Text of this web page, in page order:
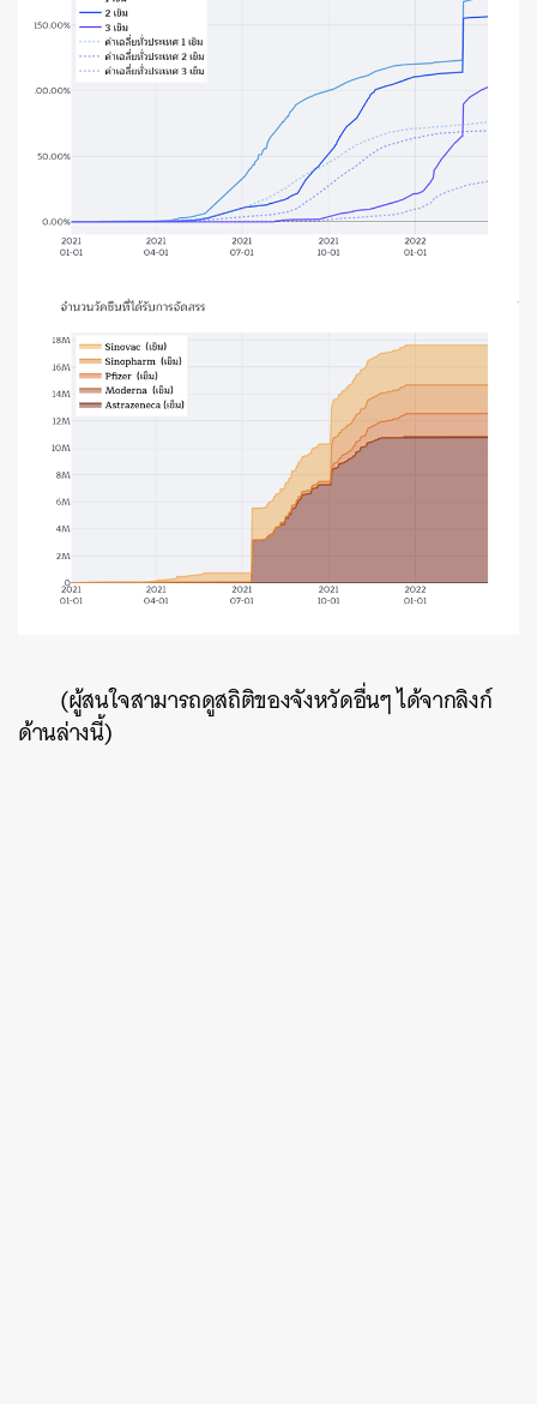
(ผู้สนใจสามารถดูสถิติของจังหวัดอื่นๆ ได้จากลิงก์
ด้านล่างนี้)